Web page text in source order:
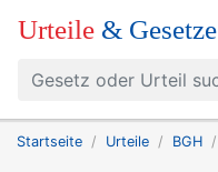
Urteile & Gesetze
Startseite Urteile BGH